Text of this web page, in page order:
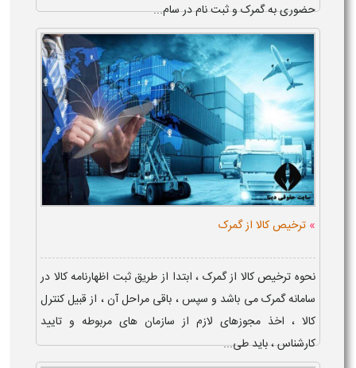
حضوری به گمرک و ثبت نام در سام...
» ترخیص کالا از گمرک
نحوه ترخیص کالا از گمرک ، ابتدا از طریق ثبت اظهارنامه کالا در
سامانه گمرک می باشد و سپس ، باقی مراحل آن ، از قبیل کنترل
کالا ، اخذ مجوزهای لازم از سازمان های مربوطه و تایید
کارشناس ، باید طی...